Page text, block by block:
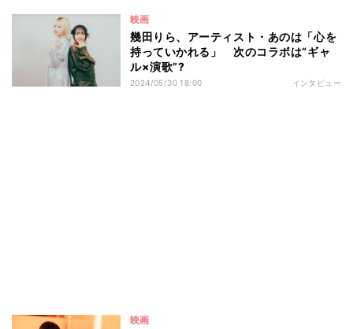
映画
幾田りら、アーティスト・あのは「心を
持っていかれる」 次のコラボは“ギャ
ル×演歌”?
2024/05/30 18:00 インタビュー
映画